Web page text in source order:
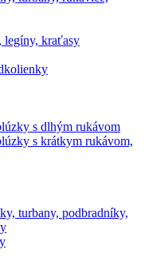
legíny, kraťasy
s dlhým rukávom
s krátkym rukávom,
turbany, podbradníky,